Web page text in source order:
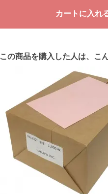
この商品を購入した人は、こ